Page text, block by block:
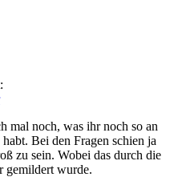
mal noch, was ihr noch so an
Bei den Fragen schien ja
zu sein. Wobei das durch die
gemildert wurde.